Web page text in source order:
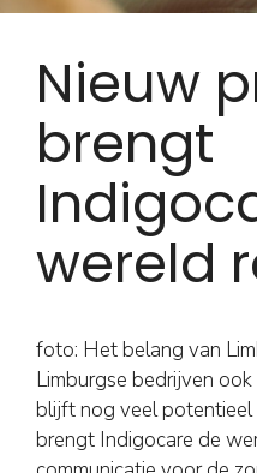
Nieuw
brengt
wereld
foto: Het belang van
Limburgse bedrijven
blijft nog veel
brengt Indigocare de